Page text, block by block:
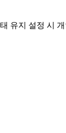
유지 설정 시